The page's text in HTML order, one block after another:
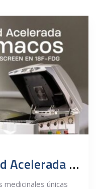
Prueba de Esterilidad Acelerada para Radiofármacos
únicas